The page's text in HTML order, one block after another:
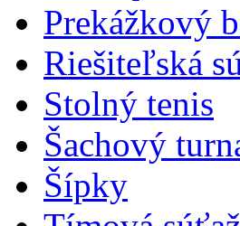
Prekážkový
Riešiteľská
Stolný tenis
Šachový
Šípky